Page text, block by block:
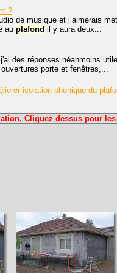
?
de musique et j’aimerais
au plafond il y aura deux...
des réponses néanmoins
porte et fenêtres,...
isolation phonique du
Cliquez dessus pour les